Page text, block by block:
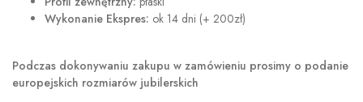
Wykonanie Ekspres: ok 14 dni (+ 200zł)
Podczas dokonywaniu zakupu w zamówieniu prosimy o podanie
europejskich rozmiarów jubilerskich